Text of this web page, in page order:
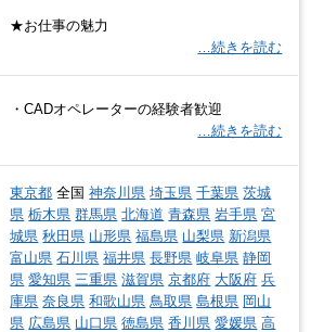
★お仕事の魅力
…続きを読む
・CADオペレーターの経験者歓迎
…続きを読む
東京都 全国神奈川県 埼玉県 千葉県 茨城
県 栃木県 群馬県 北海道 青森県 岩手県 宮
城県 秋田県 山形県 福島県 山梨県 新潟県
富山県 石川県 福井県 長野県 岐阜県 静岡
県 愛知県 三重県 滋賀県 京都府 大阪府 兵
庫県 奈良県 和歌山県 鳥取県 島根県 岡山
県 広島県 山口県 徳島県 香川県 愛媛県 高